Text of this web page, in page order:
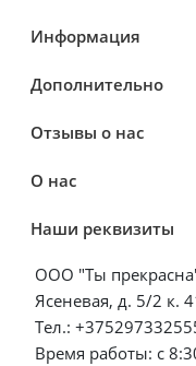
Информация
Дополнительно
Отзывы о нас
О нас
Наши реквизиты
ООО "Ты
Ясеневая, д. 5/2 к.
Тел.:
Время работы: с